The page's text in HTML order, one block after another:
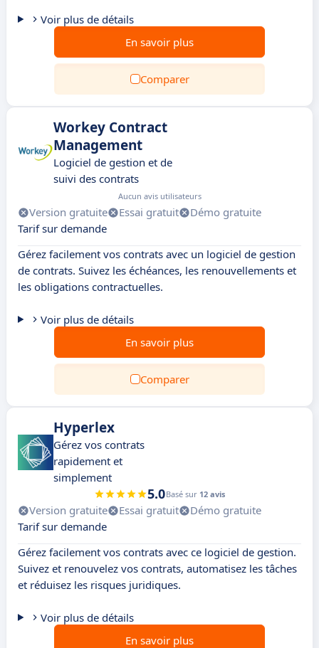
Voir plus de détails
En savoir plus
Comparer
Workey Contract
Management
Logiciel de gestion et de
suivi des contrats
Aucun avis utilisateurs
Version gratuite Essai gratuit
Démo gratuite
Tarif sur demande
Gérez facilement vos contrats avec un logiciel de gestion
de contrats. Suivez les échéances, les renouvellements et
les obligations contractuelles.
Voir plus de détails
En savoir plus
Comparer
Hyperlex
Gérez vos contrats
rapidement et
simplement
5.0Basé sur 12 avis
Version gratuite Essai gratuit
Démo gratuite
Tarif sur demande
Gérez facilement vos contrats avec ce logiciel de gestion.
Suivez et renouvelez vos contrats, automatisez les tâches
et réduisez les risques juridiques.
Voir plus de détails
En savoir plus